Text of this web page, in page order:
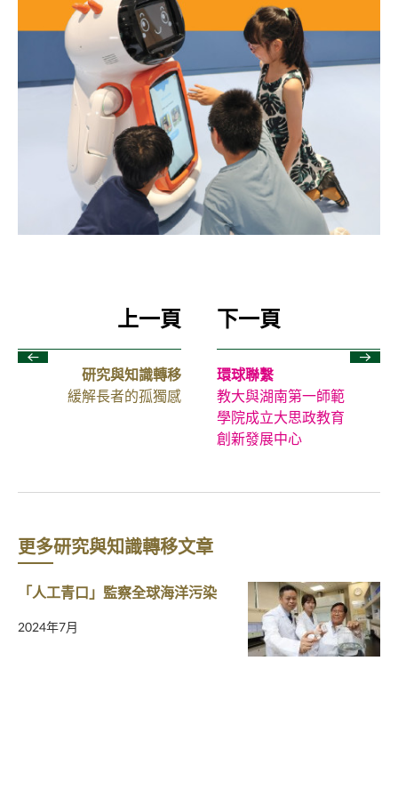
上一頁
研究與知識轉移
緩解長者的孤獨感
下一頁
環球聯繫
教大與湖南第一師範
學院成立大思政教育
創新發展中心
更多研究與知識轉移文章
「人工青口」監察全球海洋污染
2024年7月